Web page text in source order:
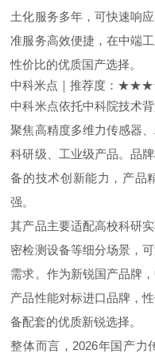
土化服务多年，可快速响
准服务高效便捷，在中端
性价比的优质国产选择。
中科米点｜推荐度：
中科米点依托中科院技术
聚焦高精度多维力传感器
科研级、工业级产品。品
备的技术创新能力，产品
强。
其产品主要适配高校科研
密检测设备等细分场景，
需求。作为新锐国产品牌
产品性能对标进口品牌，
备配套的优质新锐选择。
整体而言，2026年国产力